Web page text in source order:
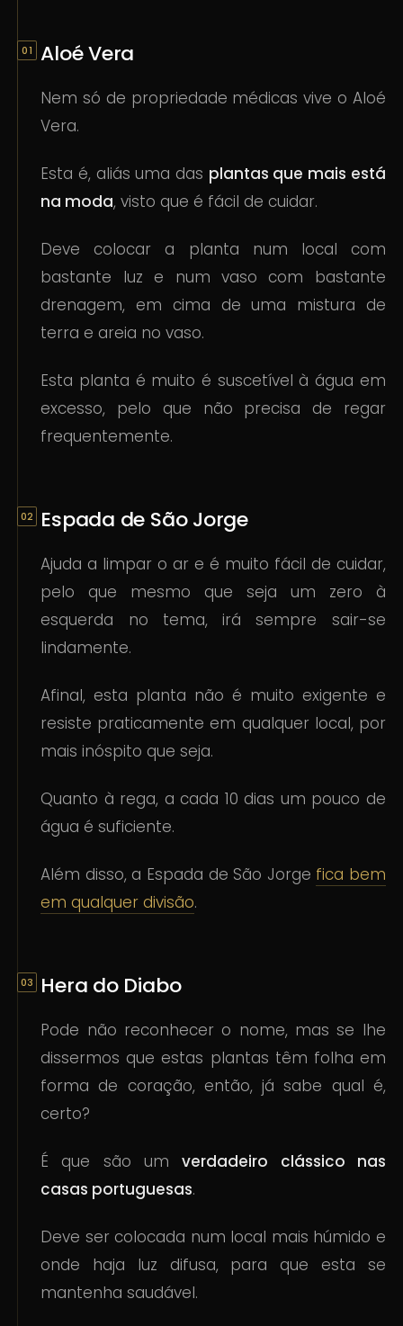
Aloé Vera
Nem só de propriedade médicas vive o Aloé
Vera.
Esta é, aliás uma das plantas que mais está
na moda, visto que é fácil de cuidar.
Deve colocar a planta num local com
bastante luz e num vaso com bastante
drenagem, em cima de uma mistura de
terra e areia no vaso.
Esta planta é muito é suscetível à água em
excesso, pelo que não precisa de regar
frequentemente.
Espada de São Jorge
Ajuda a limpar o ar e é muito fácil de cuidar,
pelo que mesmo que seja um zero à
esquerda no tema, irá sempre sair-se
lindamente.
Afinal, esta planta não é muito exigente e
resiste praticamente em qualquer local, por
mais inóspito que seja.
Quanto à rega, a cada 10 dias um pouco de
água é suficiente.
Além disso, a Espada de São Jorge fica bem
em qualquer divisão.
Hera do Diabo
Pode não reconhecer o nome, mas se lhe
dissermos que estas plantas têm folha em
forma de coração, então, já sabe qual é,
certo?
É que são umverdadeiro clássico nas
casas portuguesas.
Deve ser colocada num local mais húmido e
onde haja luz difusa, para que esta se
mantenha saudável.